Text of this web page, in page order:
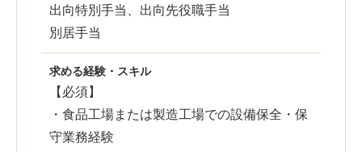
出向特別手当、出向先役職手当
別居手当
求める経験・スキル
【必須】
・食品工場または製造工場での設備保全・保
守業務経験